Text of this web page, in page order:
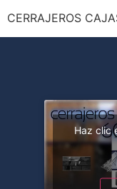
CERRAJEROS
Haz clic